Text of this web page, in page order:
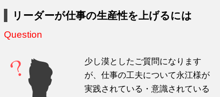
リーダーが仕事の生産性を上げるには
Question
少し漠としたご質問になります
が、仕事の工夫について永江様が
実践されている・意識されている